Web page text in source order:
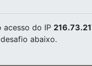
acesso do IP
abaixo.